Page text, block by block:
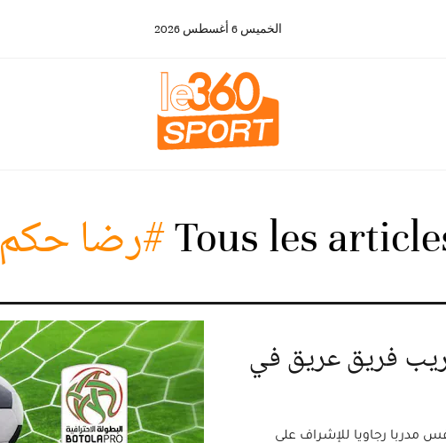
الخميس 6 أغسطس 2026
Tous les#رضا حكم
فريق عريق في
مدربا رجاويا للإشراف على